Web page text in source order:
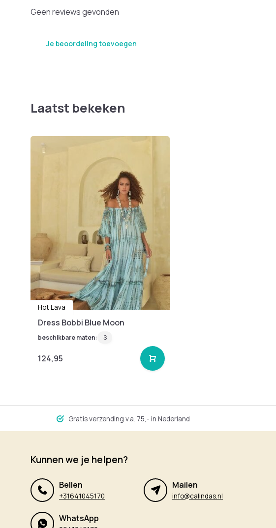
Geen reviews gevonden
Je beoordeling toevoegen
Laatst bekeken
Hot Lava
Dress Bobbi Blue Moon
beschikbare maten: S
124,95
Gratis verzending v.a. 75,- in Nederland
Kunnen we je helpen?
Bellen
+31641045170
Mailen
info@calindas.nl
WhatsApp